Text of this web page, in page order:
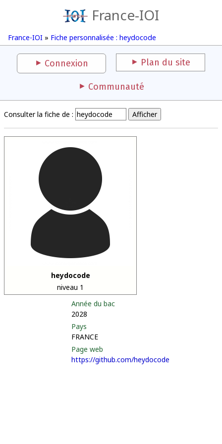
France-IOI
France-IOI » Fiche personnalisée : heydocode
Connexion Plan du site
Communauté
Consulter la fiche de :
heydocode
niveau 1
Année du bac
2028
Pays
FRANCE
Page web
https://github.com/heydocode